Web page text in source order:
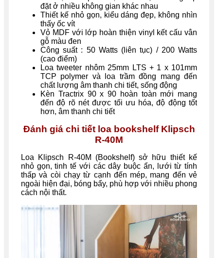
đặt ở nhiều không gian khác nhau
Thiết kế nhỏ gọn, kiểu dáng đẹp, không nhìn
thấy ốc vít
Vỏ MDF với lớp hoàn thiện vinyl kết cấu vân
gỗ màu đen
Công suất : 50 Watts (liên tục) / 200 Watts
(cao điểm)
Loa tweeter nhôm 25mm LTS + 1 x 101mm
TCP polymer và loa trầm đồng mang đến
chất lượng âm thanh chi tiết, sống động
Kèn Tractrix 90 x 90 hoàn toàn mới mang
đến độ rõ nét được tối ưu hóa, độ động tốt
hơn, âm thanh chi tiết
Đánh giá chi tiết loa bookshelf Klipsch
R-40M
Loa Klipsch R-40M (Bookshelf) sở hữu thiết kế
nhỏ gọn, tinh tế với các dây buộc ẩn, lưới từ tính
thấp và còi chạy từ cạnh đến mép, mang đến vẻ
ngoài hiện đại, bóng bẩy, phù hợp với nhiều phong
cách nội thất.